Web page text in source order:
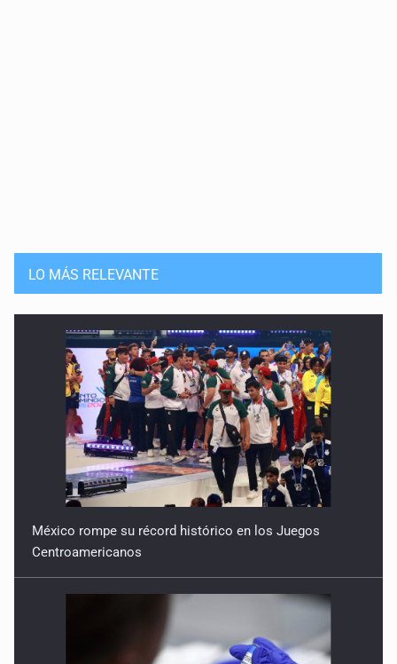
LO MÁS RELEVANTE
México rompe su récord histórico en los Juegos
Centroamericanos